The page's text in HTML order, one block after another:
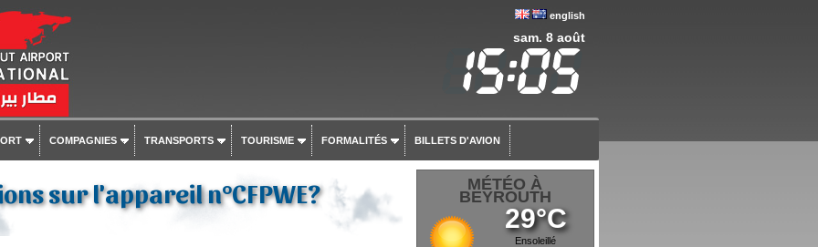
english
sam. 8 août
COMPAGNIES TRANSPORTS TOURISME FORMALITÉS BILLETS D'AVION
sur l'appareil n°CFPWE? MÉTÉO À
BEYROUTH
29°C
Ensoleillé